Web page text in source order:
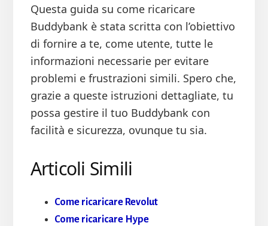
Questa guida su come ricaricare
Buddybank è stata scritta con l’obiettivo
di fornire a te, come utente, tutte le
informazioni necessarie per evitare
problemi e frustrazioni simili. Spero che,
grazie a queste istruzioni dettagliate, tu
possa gestire il tuo Buddybank con
facilità e sicurezza, ovunque tu sia.
Articoli Simili
Come ricaricare Revolut
Come ricaricare Hype